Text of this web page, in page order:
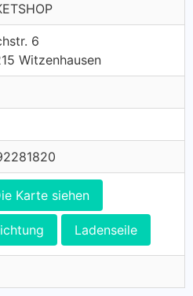
6
Witzenhausen
Karte siehen
Ladenseile